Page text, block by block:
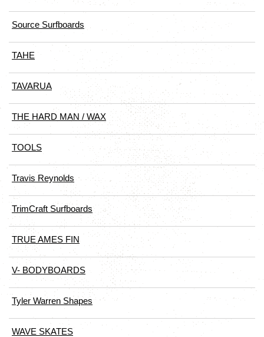
Source Surfboards
TAHE
TAVARUA
THE HARD MAN / WAX
TOOLS
Travis Reynolds
TrimCraft Surfboards
TRUE AMES FIN
V- BODYBOARDS
Tyler Warren Shapes
WAVE SKATES